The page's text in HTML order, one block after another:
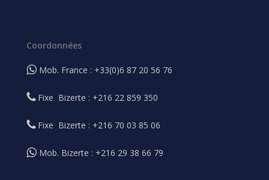
Coordonnées
Mob. France : +33(0)6 87 20 56 76
Fixe Bizerte : +216 22 859 350
Fixe Bizerte : +216 70 03 85 06
Mob. Bizerte : +216 29 38 66 79